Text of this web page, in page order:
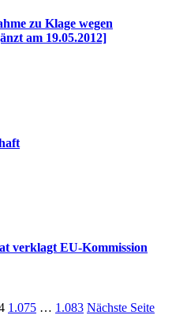
zu Klage wegen
am 19.05.2012]
verklagt EU-Kommission
1.075 … 1.083 Nächste Seite